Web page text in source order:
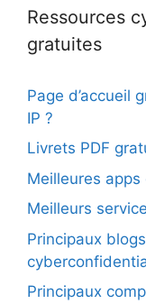
Ressources
gratuites
Page d’accueil
IP ?
Livrets PDF
Meilleures
Meilleurs
Principaux
Principaux